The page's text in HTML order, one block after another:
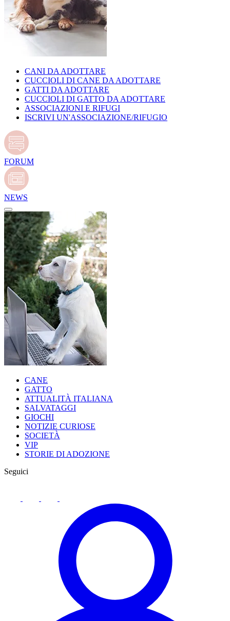
CANI DA ADOTTARE
CUCCIOLI DI CANE DA ADOTTARE
GATTI DA ADOTTARE
CUCCIOLI DI GATTO DA ADOTTARE
ASSOCIAZIONI E RIFUGI
ISCRIVI UN'ASSOCIAZIONE/RIFUGIO
FORUM
NEWS
CANE
GATTO
ATTUALITÀ ITALIANA
SALVATAGGI
GIOCHI
NOTIZIE CURIOSE
SOCIETÀ
VIP
STORIE DI ADOZIONE
Seguici